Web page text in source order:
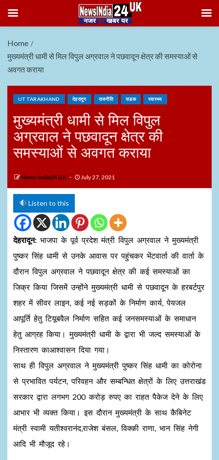
Home
मुख्यमंत्री धामी से मिल विपुल अग्रवाल ने पछवादून क्षेत्र की समस्याओं से
अवगत कराया
UTTARAKHAND देहरादून राजनीति सडक स्वास्थ्य
मुख्यमंत्री धामी से मिल विपुल
अग्रवाल ने पछवादून क्षेत्र की
समस्याओं से अवगत कराया
News India24 UK July 27, 2021
Listen to this
देहरादून: भाजपा के पूर्व प्रदेश मंत्री विपुल अग्रवाल ने मुख्यमंत्री
पुष्कर सिंह धामी से उनके आवास पर पहुंचकर भेंटवार्ता की वार्ता के
दौरान विपुल अग्रवाल ने पछवादून क्षेत्र की कई समस्याओं का
जिक्र किया जिसमें उन्होंने मुख्यमंत्री धामी से पछवादून के हरबर्टपुर
शहर में सीवर लाइन, कई नई सड़कों के निर्माण कार्य, पेयजल
आपूर्ति हेतु टियूबवैल निर्माण सहित कई जनसमस्याओं के समाधान
हेतु आग्रह किया। मुख्यमंत्री धामी के द्वारा भी जल्द समस्याओं के
निस्तारण काआश्वासन दिया गया।
साथ ही विपुल अग्रवाल ने मुख्यमंत्री पुष्कर सिंह धामी का कोरोना
से प्रभावित पर्यटन, परिवहन और सम्बन्धित क्षेत्रों के लिए उत्तराखंड
सरकार द्वारा लगभग 200 करोड़ रुपए का राहत पैकेज देने के लिए
आभार भी व्यक्त किया। इस दौरान मुख्यमंत्री के साथ कैबिनेट
मंत्री स्वामी यतीश्वरानंद,राजेश बंसल, विक्की राणा, भान सिंह नेगी
आदि भी मौजूद रहे।